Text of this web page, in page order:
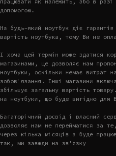
допомогою.
На будь-який ноутбук діє
вартість ноутбука, тому Ви не
І хоча цей термін може здатися
магазинами, це дозволяє нам
ноутбуки, оскільки немає витрат
зобов'язання. Інші магазини
збільшує загальну вартість
на ноутбуки, що буде вигідно для
Багаторічний досвід і власний
дозволяє нам не перейматися за
через кілька місяців а буде
так, ми завжди на зв'язку